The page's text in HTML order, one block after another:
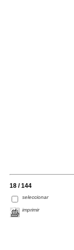
18 / 144
seleccionar
imprimir